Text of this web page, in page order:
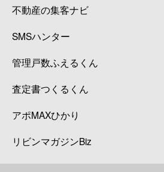
不動産の集客ナビ
SMSハンター
管理戸数ふえるくん
査定書つくるくん
アポMAXひかり
リビンマガジンBiz